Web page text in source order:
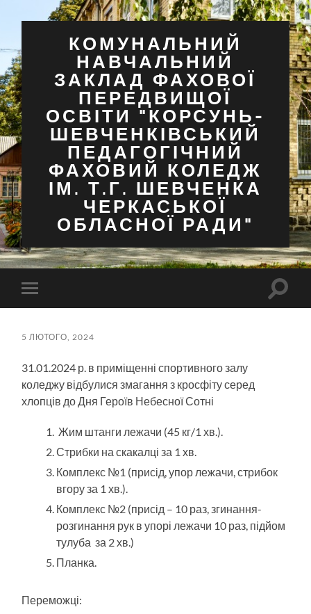
КОМУНАЛЬНИЙ
НАВЧАЛЬНИЙ
ЗАКЛАД ФАХОВОЇ
ПЕРЕДВИЩОЇ
ОСВІТИ "КОРСУНЬ-
ШЕВЧЕНКІВСЬКИЙ
ПЕДАГОГІЧНИЙ
ФАХОВИЙ КОЛЕДЖ
ІМ. Т.Г. ШЕВЧЕНКА
ЧЕРКАСЬКОЇ
ОБЛАСНОЇ РАДИ"
Перемкнути
мобільне
5 ЛЮТОГО, 2024
31.01.2024 р. в приміщенні спортивного залу
коледжу відбулися змагання з кросфіту серед
хлопців до Дня Героїв Небесної Сотні
Жим штанги лежачи (45 кг/1 хв.).
Стрибки на скакалці за 1 хв.
Комплекс №1 (присід, упор лежачи, стрибок
вгору за 1 хв.).
Комплекс №2 (присід – 10 раз, згинання-
розгинання рук в упорі лежачи 10 раз, підйом
тулуба за 2 хв.)
Планка.
Переможці: